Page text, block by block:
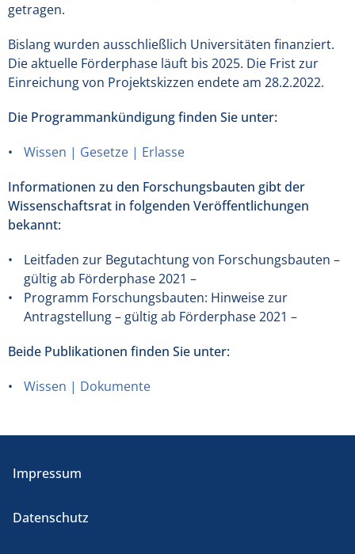
getragen.
Bislang wurden ausschließlich Universitäten finanziert.
Die aktuelle Förderphase läuft bis 2025. Die Frist zur
Einreichung von Projektskizzen endete am 28.2.2022.
Die Programmankündigung finden Sie unter:
Wissen | Gesetze | Erlasse
Informationen zu den Forschungsbauten gibt der
Wissenschaftsrat in folgenden Veröffentlichungen
bekannt:
Leitfaden zur Begutachtung von Forschungsbauten –
gültig ab Förderphase 2021 –
Programm Forschungsbauten: Hinweise zur
Antragstellung – gültig ab Förderphase 2021 –
Beide Publikationen finden Sie unter:
Wissen | Dokumente
Impressum
Datenschutz